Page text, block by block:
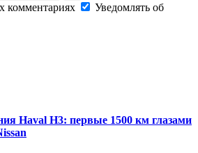
комментариях
Уведомлять об
Haval H3: первые 1500 км глазами